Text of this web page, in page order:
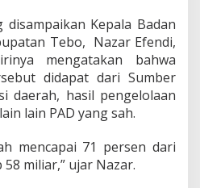
r
s
e
n
.
Kepala Badan
Tebo, Nazar Efendi,
mengatakan bahwa
didapat dari Sumber
daerah, hasil pengelolaan
lain PAD yang sah.
mencapai 71 persen dari
miliar,” ujar Nazar.